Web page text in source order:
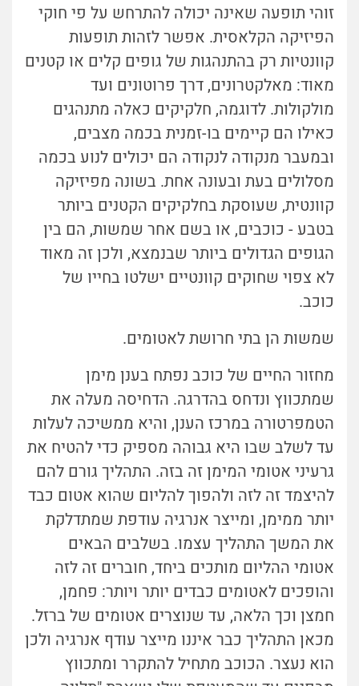
זוהי תופעה שאינה יכולה להתרחש על פי חוקי
הפיזיקה הקלאסית. אפשר לזהות תופעות
קוונטיות רק בהתנהגות של גופים קלים או קטנים
מאוד: מאלקטרונים, דרך פרוטונים ועד
מולקולות. לדוגמה, חלקיקים כאלה מתנהגים
כאילו הם קיימים בו-זמנית בכמה מצבים,
ובמעבר מנקודה לנקודה הם יכולים לנוע בכמה
מסלולים בעת ובעונה אחת. בשונה מפיזיקה
קוונטית, שעוסקת בחלקיקים הקטנים ביותר
בטבע - כוכבים, או בשם אחר שמשות, הם בין
הגופים הגדולים ביותר שבנמצא, ולכןזה מאוד
לא צפוי שחוקים קוונטיים ישלטו בחייו של
כוכב.
שמשות הן בתי חרושת לאטומים.
מחזור החיים של כוכב נפתח בענן מימן
שמתכווץ ונדחס בהדרגה. הדחיסה מעלה את
הטמפרטורה במרכז הענן, והיא ממשיכה לעלות
עד לשלב שבו היא גבוהה מספיק כדי להטיח את
גרעיני אטומי המימן זה בזה. התהליך גורם להם
להיצמד זה לזה ולהפוך להליום שהוא אטום כבד
יותר ממימן, ומייצר אנרגיה עודפת שמתדלקת
את המשך התהליך עצמו. בשלבים הבאים
אטומי ההליום מותכים ביחד, חוברים זה לזה
והופכים לאטומים כבדים יותר ויותר: פחמן,
חמצן וכך הלאה, עד שנוצרים אטומים של ברזל.
מכאן התהליך כבר איננו מייצר עודף אנרגיה ולכן
הוא נעצר. הכוכב מתחיל להתקרר ומתכווץ